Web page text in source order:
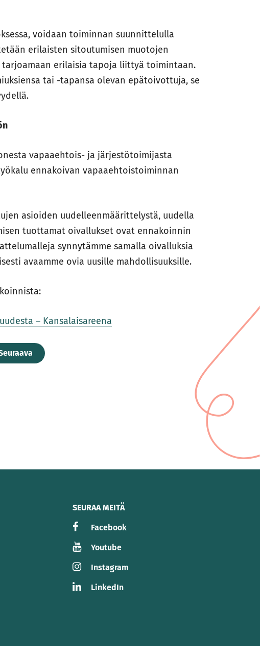
voidaan toiminnan suunnittelulla
erilaisten sitoutumisen muotojen
erilaisia tapoja liittyä toimintaan.
tai -tapansa olevan epätoivottuja, se
vapaaehtois- ja järjestötoimijasta
ennakoivan vapaaehtoistoiminnan
asioiden uudelleenmäärittelystä, uudella
tuottamat oivallukset ovat ennakoinnin
synnytämme samalla oivalluksia
avaamme ovia uusille mahdollisuuksille.
– Kansalaisareena
SEURAA MEITÄ
Facebook
Youtube
Instagram
LinkedIn